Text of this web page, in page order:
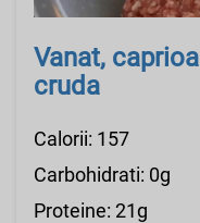
Vanat,
cruda
Calorii: 157
Carbohidrati: 0g
Proteine: 21g